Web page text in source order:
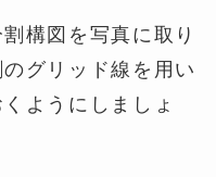
構図を写真に取り
グリッド線を用い
ようにしましょ